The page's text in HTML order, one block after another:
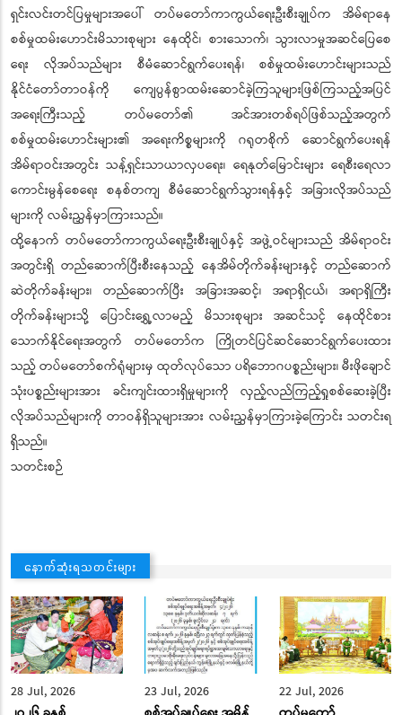
ရှင်းလင်းတင်ပြမှုများအပေါ် တပ်မတော်ကာကွယ်ရေးဦးစီးချုပ်က အိမ်ရာနေ
စစ်မှုထမ်းဟောင်းမိသားစုများ နေထိုင်၊ စားသောက်၊ သွားလာမှုအဆင်ပြေစေ
ရေး လိုအပ်သည်များ စီမံဆောင်ရွက်ပေးရန်၊ စစ်မှုထမ်းဟောင်းများသည်
နိုင်ငံတော်တာဝန်ကို ကျေပွန်စွာထမ်းဆောင်ခဲ့ကြသူများဖြစ်ကြသည့်အပြင်
အရေးကြီးသည့် တပ်မတော်၏ အင်အားတစ်ရပ်ဖြစ်သည့်အတွက်
စစ်မှုထမ်းဟောင်းများ၏ အရေးကိစ္စများကို ဂရုတစိုက် ဆောင်ရွက်ပေးရန်
အိမ်ရာဝင်းအတွင်း သန့်ရှင်းသာယာလှပရေး၊ ရေနုတ်မြောင်းများ ရေစီးရေလာ
ကောင်းမွန်စေရေး စနစ်တကျ စီမံဆောင်ရွက်သွားရန်နှင့် အခြားလိုအပ်သည်
များကို လမ်းညွှန်မှာကြားသည်။
ထို့နောက် တပ်မတော်ကာကွယ်ရေးဦးစီးချုပ်နှင့် အဖွဲ့ဝင်များသည် အိမ်ရာဝင်း
အတွင်းရှိ တည်ဆောက်ပြီးစီးနေသည့် နေအိမ်တိုက်ခန်းများနှင့် တည်ဆောက်
ဆဲတိုက်ခန်းများ၊ တည်ဆောက်ပြီး အခြားအဆင့်၊ အရာရှိငယ်၊ အရာရှိကြီး
တိုက်ခန်းများသို့ ပြောင်းရွှေ့လာမည့် မိသားစုများ အဆင်သင့် နေထိုင်စား
သောက်နိုင်ရေးအတွက် တပ်မတော်က ကြိုတင်ပြင်ဆင်ဆောင်ရွက်ပေးထား
သည့် တပ်မတော်စက်ရုံများမှ ထုတ်လုပ်သော ပရိဘောဂပစ္စည်းများ၊ မီးဖိုချောင်
သုံးပစ္စည်းများအား ခင်းကျင်းထားရှိမှုများကို လှည့်လည်ကြည့်ရှုစစ်ဆေးခဲ့ပြီး
လိုအပ်သည်များကို တာဝန်ရှိသူများအား လမ်းညွှန်မှာကြားခဲ့ကြောင်း သတင်းရ
ရှိသည်။
သတင်းစဉ်
နောက်ဆုံးရသတင်းများ
28 Jul, 2026
23 Jul, 2026
22 Jul, 2026